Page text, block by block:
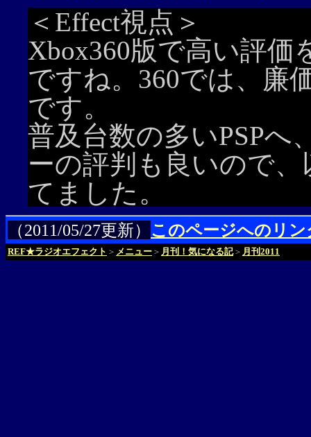
＜Effect視点＞
Xbox360版で高い評
ですね。360では、廉
です。
普及台数の多いPSPへ
ーの評判も良いので
てました。
（2011/05/27更新） このページへのリン
REF★ラジオエフェクト ＞ メニュー ＞ 月刊！気になる記＞ 月刊2011